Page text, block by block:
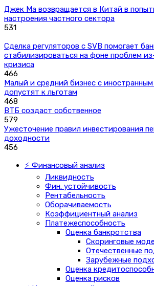
Джек Ма возвращается в Китай в
настроения частного сектора
531
Сделка регуляторов с SVB помогает
стабилизироваться на фоне проблем
кризиса
466
Малый и средний бизнес с
допустят к льготам
468
ВТБ создаст собственное
579
Ужесточение правил инвестирования
доходности
456
⚡ Финансовый анализ
Ликвидность
Фин. устойчивость
Рентабельность
Оборачиваемость
Коэффициентный анализ
Платежеспособность
Оценка банкротства
Скоринговые
Отечественные
Зарубежные
Оценка
Оценка рисков